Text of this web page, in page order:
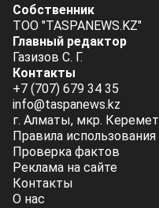
Собственник
ТОО "TASPANEWS.KZ"
Главный редактор
Газизов С. Г.
Контакты
+7 (707) 679 34 35
info@taspanews.kz
г. Алматы, мкр.
Правила
Проверка фактов
Реклама на сайте
Контакты
О нас